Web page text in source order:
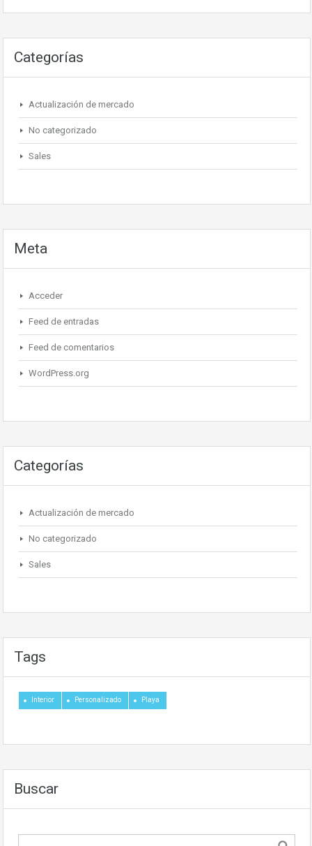
Categorías
Actualización de mercado
No categorizado
Sales
Meta
Acceder
Feed de entradas
Feed de comentarios
WordPress.org
Categorías
Actualización de mercado
No categorizado
Sales
Tags
Interior Personalizado Playa
Buscar